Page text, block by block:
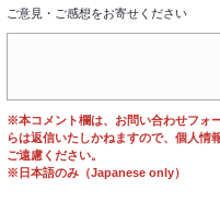
ご意見・ご感想をお寄せください
※本コメント欄は、お問い合わせフォ
らは返信いたしかねますので、個人情
ご遠慮ください。
※日本語のみ（Japanese only）